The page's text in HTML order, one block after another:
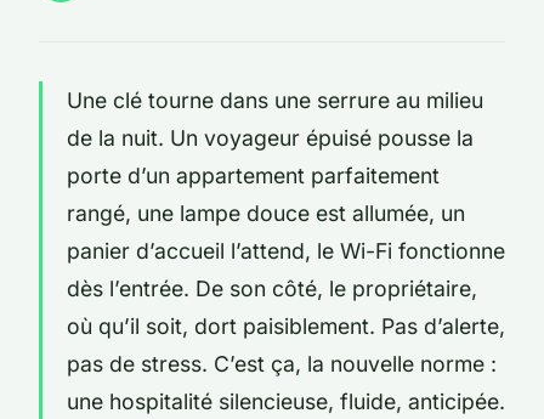
Une clé tourne dans une serrure au milieu
de la nuit. Un voyageur épuisé pousse la
porte d’un appartement parfaitement
rangé, une lampe douce est allumée, un
panier d’accueil l’attend, le Wi-Fi fonctionne
dès l’entrée. De son côté, le propriétaire,
où qu’il soit, dort paisiblement. Pas d’alerte,
pas de stress. C’est ça, la nouvelle norme :
une hospitalité silencieuse, fluide, anticipée.